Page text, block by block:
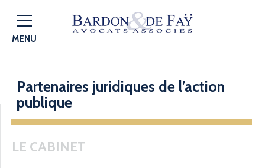
MENU
Partenaires juridiques de l’action
publique
LE CABINET